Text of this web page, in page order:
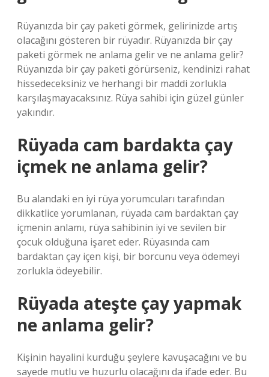
Rüyanızda bir çay paketi görmek, gelirinizde artış
olacağını gösteren bir rüyadır. Rüyanızda bir çay
paketi görmek ne anlama gelir ve ne anlama gelir?
Rüyanızda bir çay paketi görürseniz, kendinizi rahat
hissedeceksiniz ve herhangi bir maddi zorlukla
karşılaşmayacaksınız. Rüya sahibi için güzel günler
yakındır.
Rüyada cam bardakta çay
içmek ne anlama gelir?
Bu alandaki en iyi rüya yorumcuları tarafından
dikkatlice yorumlanan, rüyada cam bardaktan çay
içmenin anlamı, rüya sahibinin iyi ve sevilen bir
çocuk olduğuna işaret eder. Rüyasında cam
bardaktan çay içen kişi, bir borcunu veya ödemeyi
zorlukla ödeyebilir.
Rüyada ateşte çay yapmak
ne anlama gelir?
Kişinin hayalini kurduğu şeylere kavuşacağını ve bu
sayede mutlu ve huzurlu olacağını da ifade eder. Bu